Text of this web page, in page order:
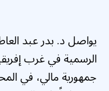
يواصل د. بدر عبد
الرسمية في غرب
جمهورية مالي، في